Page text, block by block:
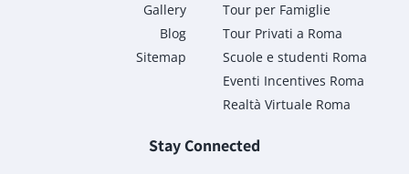
Gallery
Blog
Sitemap
Tour per Famiglie
Tour Privati a Roma
Scuole e studenti Roma
Eventi Incentives Roma
Realtà Virtuale Roma
Stay Connected